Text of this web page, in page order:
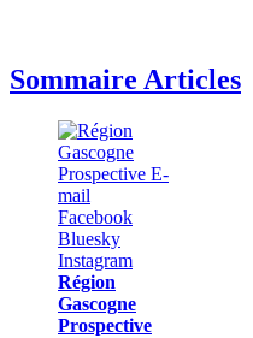
Sommaire Articles
Région
Gascogne
Prospective